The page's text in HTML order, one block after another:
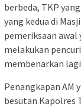
berbeda, TKP
yang kedua di
pemeriksaan awal
melakukan
membenarkan
Penangkapan AM
besutan Kapolres